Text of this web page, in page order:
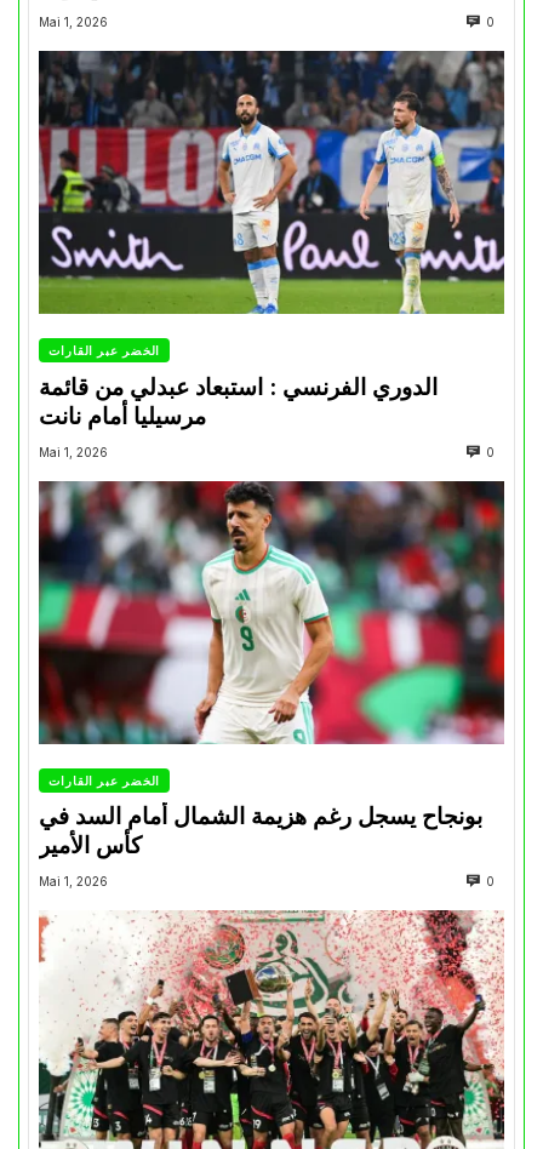
Mai 1, 2026 0
الخضر عبر القارات
الدوري الفرنسي : استبعاد عبدلي من قائمة
مرسيليا أمام نانت
Mai 1, 2026 0
الخضر عبر القارات
بونجاح يسجل رغم هزيمة الشمال أمام السد في
كأس الأمير
Mai 1, 2026 0